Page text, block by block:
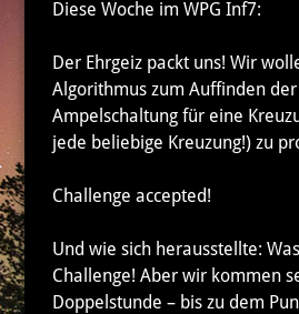
Diese Woche im WPG Inf7:
Der Ehrgeiz packt uns! Wir
Algorithmus zum Auffinden
Ampelschaltung für eine
jede beliebige Kreuzung!) zu
Challenge accepted!
Und wie sich herausstellte:
Challenge! Aber wir kommen
Doppelstunde – bis zu dem